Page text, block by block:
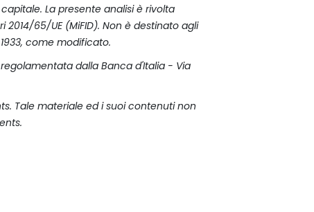
La presente analisi è rivolta
65/UE (MiFID). Non è destinato agli
come modificato.
dalla Banca d'Italia - Via
Tale materiale ed i suoi contenuti non